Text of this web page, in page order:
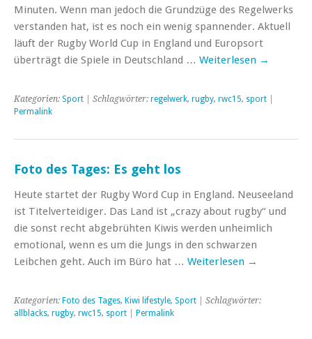
Minuten. Wenn man jedoch die Grundzüge des Regelwerks
verstanden hat, ist es noch ein wenig spannender. Aktuell
läuft der Rugby World Cup in England und Europsort
überträgt die Spiele in Deutschland … Weiterlesen →
Kategorien: Sport | Schlagwörter: regelwerk, rugby, rwc15, sport
Permalink
Foto des Tages: Es geht los
Heute startet der Rugby Word Cup in England. Neuseeland
ist Titelverteidiger. Das Land ist „crazy about rugby“ und
die sonst recht abgebrühten Kiwis werden unheimlich
emotional, wenn es um die Jungs in den schwarzen
Leibchen geht. Auch im Büro hat … Weiterlesen →
Kategorien: Foto des Tages, Kiwi lifestyle, Sport | Schlagwörter:
allblacks, rugby, rwc15, sport Permalink